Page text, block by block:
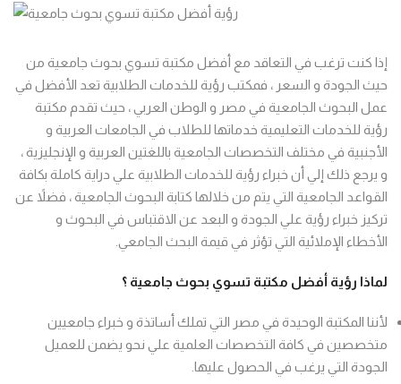
إذا كنت ترغب في التعاقد مع أفضل مكتبة تسوي بحوث جامعية من
حيث الجودة و السعر ، فمكتب رؤية للخدمات الطلابية تعد الأفضل في
عمل البحوث الجامعية في مصر و الوطن العربي ، حيث تقدم مكتبة
رؤية للخدمات التعليمية خدماتها للطلاب في الجامعات العربية و
الأجنبية في مختلف التخصصات الجامعية باللغتين العربية و الإنجليزية ،
و يرجع ذلك إلي أن خبراء رؤية للخدمات الطلابية علي دراية كاملة بكافة
القواعد الجامعية التي يتم من خلالها كتابة البحوث الجامعية ، فضلاً عن
تركيز خبراء رؤية علي الجودة و البعد عن الاقتباس في البحوث و
الأخطاء الإملائية التي تؤثر في قيمة البحث الجامعي.
لماذا رؤية أفضل مكتبة تسوي بحوث جامعية ؟
لأننا المكتبة الوحيدة في مصر التي تملك أساتذة و خبراء جامعيين
متخصصين في كافة التخصصات العلمية علي نحو يضمن للعميل
الجودة التي يرغب في الحصول عليها.